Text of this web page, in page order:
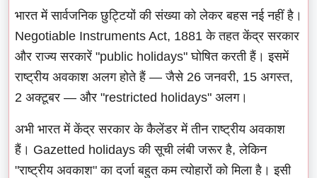
भारत में सार्वजनिक छुट्टियों की संख्या को लेकर बहस नई नहीं है।
Negotiable Instruments Act, 1881 के तहत केंद्र सरकार
और राज्य सरकारें "public holidays" घोषित करती हैं। इसमें
राष्ट्रीय अवकाश अलग होते हैं — जैसे 26 जनवरी, 15 अगस्त,
2 अक्टूबर — और "restricted holidays" अलग।
अभी भारत में केंद्र सरकार के कैलेंडर में तीन राष्ट्रीय अवकाश
हैं। Gazetted holidays की सूची लंबी जरूर है, लेकिन
"राष्ट्रीय अवकाश" का दर्जा बहुत कम त्योहारों को मिला है। इसी